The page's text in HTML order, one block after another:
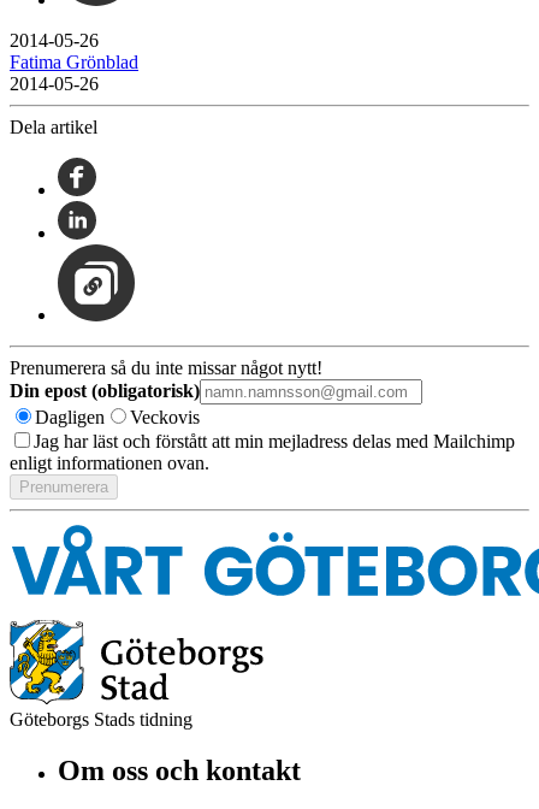
2014-05-26
Fatima Grönblad
2014-05-26
Dela artikel
Prenumerera så du inte missar något nytt!
Din epost (obligatorisk)
Dagligen
Veckovis
Jag har läst och förstått att min mejladress delas med Mailchimp
enligt informationen ovan.
Göteborgs Stads tidning
Om oss och kontakt